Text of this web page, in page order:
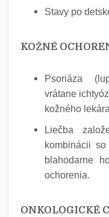
Stavy po
KOŽNÉ
Psoriáza
vrátane
kožného
Liečba
kombinácii
blahodarne
ochorenia.
ONKOLOGICKÉ